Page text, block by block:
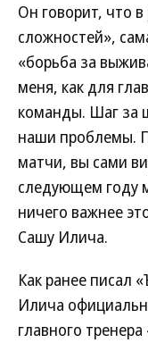
Он говорит, что
сложностей»,
«борьба за
меня, как для
команды. Шаг за
наши проблемы.
матчи, вы сами
следующем году
ничего важнее
Сашу Илича.
Как ранее писал
Илича
главного